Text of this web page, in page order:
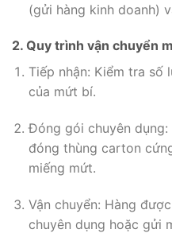
(gửi hàng kinh doanh)
2. Quy trình vận chuyển
Tiếp nhận: Kiểm tra số
của mứt bí.
Đóng gói chuyên dụng:
đóng thùng carton
miếng mứt.
Vận chuyển: Hàng
chuyên dụng hoặc gửi